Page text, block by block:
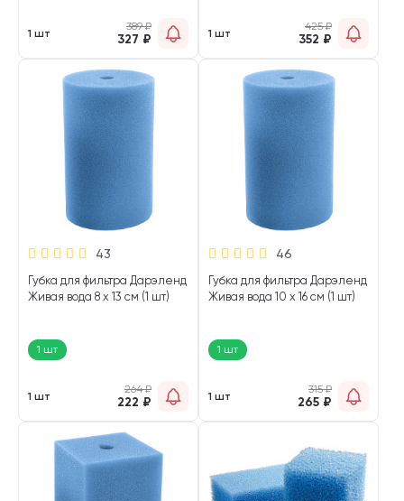
1 шт
389₽
327 ₽ 1 шт
425₽
352 ₽
43
Губка для фильтра Дарэленд
Живая вода 8 х 13 см (1 шт)
1 шт
1 шт
264₽
222 ₽
46
Губка для фильтра Дарэленд
Живая вода 10 х 16 см (1 шт)
1 шт
1 шт
315₽
265 ₽